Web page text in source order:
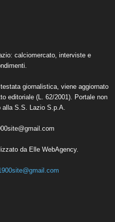
calciomercato, interviste e
giornalistica, viene aggiornato
editoriale (L. 62/2001). Portale non
S.S. Lazio S.p.A.
da Elle WebAgency.